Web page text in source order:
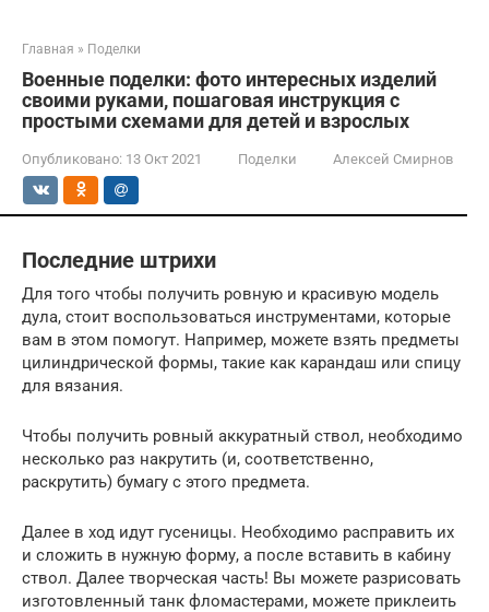
Главная » Поделки
Военные поделки: фото интересных изделий
своими руками, пошаговая инструкция с
простыми схемами для детей и взрослых
Опубликовано: 13 Окт 2021 Поделки Алексей Смирнов
Последние штрихи
Для того чтобы получить ровную и красивую модель
дула, стоит воспользоваться инструментами, которые
вам в этом помогут. Например, можете взять предметы
цилиндрической формы, такие как карандаш или спицу
для вязания.
Чтобы получить ровный аккуратный ствол, необходимо
несколько раз накрутить (и, соответственно,
раскрутить) бумагу с этого предмета.
Далее в ход идут гусеницы. Необходимо расправить их
и сложить в нужную форму, а после вставить в кабину
ствол. Далее творческая часть! Вы можете разрисовать
изготовленный танк фломастерами, можете приклеить